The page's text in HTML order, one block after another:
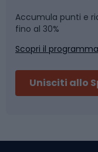
Skitouring
Abbigliamento
Pattinaggio
Componenti
Accumula punti e
fino al 30%
Scopri il
Unisciti allo